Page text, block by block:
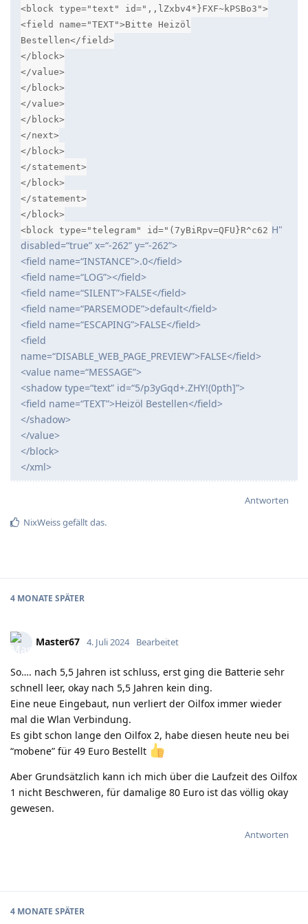
<block type="text" id=",,lZxbv4*}FXF~kPSBo3">
<field name="TEXT">Bitte Heizöl
Bestellen</field>
</block>
</value>
</block>
</value>
</block>
</next>
</block>
</statement>
</block>
</statement>
</block>
<block type="telegram" id="(7yBiRpv=QFU}R^c62 H"
disabled=“true” x=“-262” y=“-262”>
<field name=“INSTANCE”>.0</field>
<field name=“LOG”></field>
<field name=“SILENT”>FALSE</field>
<field name=“PARSEMODE”>default</field>
<field name=“ESCAPING”>FALSE</field>
<field
name=“DISABLE_WEB_PAGE_PREVIEW”>FALSE</field>
<value name=“MESSAGE”>
<shadow type=“text” id=“5/p3yGqd+.ZHY!(0pth]”>
<field name=“TEXT”>Heizöl Bestellen</field>
</shadow>
</value>
</block>
</xml>
Antworten
NixWeissgefällt das.
4 MONATE SPÄTER
Master67 4. Juli 2024 Bearbeitet
So…. nach 5,5 Jahren ist schluss, erst ging die Batterie sehr
schnell leer, okay nach 5,5 Jahren kein ding.
Eine neue Eingebaut, nun verliert der Oilfox immer wieder
mal die Wlan Verbindung.
Es gibt schon lange den Oilfox 2, habe diesen heute neu bei
“mobene” für 49 Euro Bestellt
Aber Grundsätzlich kann ich mich über die Laufzeit des Oilfox
1 nicht Beschweren, für damalige 80 Euro ist das völlig okay
gewesen.
Antworten
4 MONATE SPÄTER